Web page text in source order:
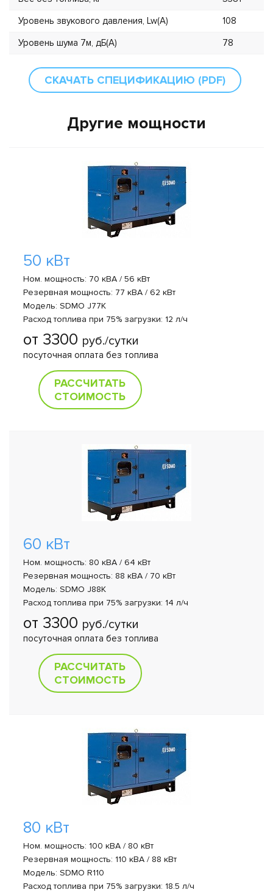
Уровень звукового давления, Lw(А)
108
Уровень шума 7м, дБ(А)
78
СКАЧАТЬ СПЕЦИФИКАЦИЮ (PDF)
Другие мощности
50 кВт
Ном. мощность: 70 кВА / 56 кВт
Резервная мощность: 77 кВА / 62 кВт
Модель: SDMO J77K
Расход топлива при 75% загрузки: 12 л/ч
от 3300 руб./сутки
посуточная оплата без топлива
РАССЧИТАТЬ
СТОИМОСТЬ
60 кВт
Ном. мощность: 80 кВА / 64 кВт
Резервная мощность: 88 кВА / 70 кВт
Модель: SDMO J88K
Расход топлива при 75% загрузки: 14 л/ч
от 3300 руб./сутки
посуточная оплата без топлива
РАССЧИТАТЬ
СТОИМОСТЬ
80 кВт
Ном. мощность: 100 кВА / 80 кВт
Резервная мощность: 110 кВА / 88 кВт
Модель: SDMO R110
Расход топлива при 75% загрузки: 18.5 л/ч